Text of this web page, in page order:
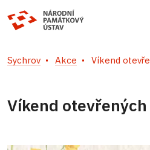
Sychrov Akce Víkend
Víkend